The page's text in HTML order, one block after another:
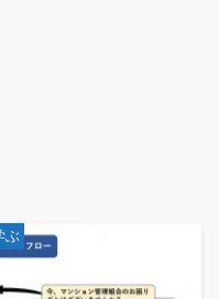
ぶ